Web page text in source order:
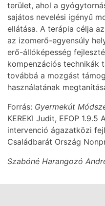
terület, ahol a
sajátos nevelési igényű
ellátása. A terápia célja
az izomerő-egyensúly
erő-állóképesség
kompenzációs technikák
továbbá a mozgást
használatának
Forrás: Gyermekút
KEREKI Judit, EFOP
intervenció ágazatközi
Családbarát Ország
Szabóné Harangozó